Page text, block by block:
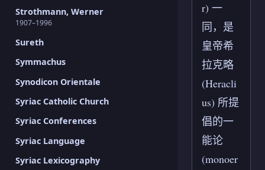
Strothmann, Werner
1907–1996
Sureth
Symmachus
Synodicon Orientale
Syriac Catholic Church
Syriac Conferences
Syriac Language
Syriac Lexicography
r) 一
同，是
皇帝希
拉克略
(Heracli
us) 所提
倡的一
能论
(monoer